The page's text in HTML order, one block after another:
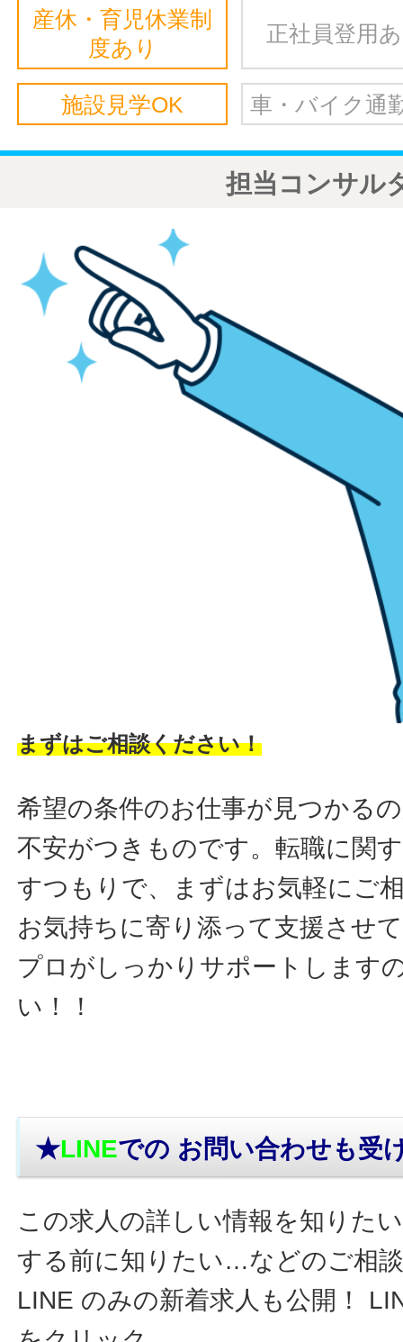
産休・育児休業制
度あり
正社員登用
施設見学OK 車・バイク通
担当コンサル
まずはご相談ください！
希望の条件のお仕事が見つかる
不安がつきものです。転職に関
すつもりで、まずはお気軽にご
お気持ちに寄り添って支援させ
プロがしっかりサポートします
い！！
★LINEでの お問い合わせも受
この求人の詳しい情報を知りた
する前に知りたい…などのご相
LINE のみの新着求人も公開！